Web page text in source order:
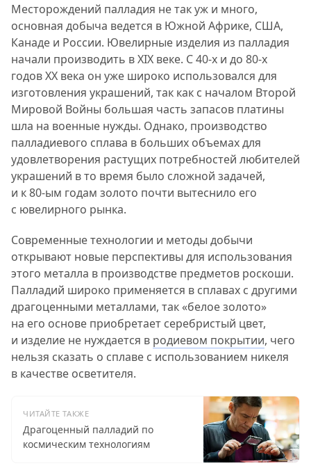
Месторождений палладия не так уж и много,
основная добыча ведется в Южной Африке, США,
Канаде и России. Ювелирные изделия из палладия
начали производить в XIX веке. С 40-х и до 80-х
годов XX века он уже широко использовался для
изготовления украшений, так как с началом Второй
Мировой Войны большая часть запасов платины
шла на военные нужды. Однако, производство
палладиевого сплава в больших объемах для
удовлетворения растущих потребностей любителей
украшений в то время было сложной задачей,
и к 80-ым годам золото почти вытеснило его
с ювелирного рынка.
Современные технологии и методы добычи
открывают новые перспективы для использования
этого металла в производстве предметов роскоши.
Палладий широко применяется в сплавах с другими
драгоценными металлами, так «белое золото»
на его основе приобретает серебристый цвет,
и изделие не нуждается в родиевом покрытии, чего
нельзя сказать о сплаве с использованием никеля
в качестве осветителя.
ЧИТАЙТЕ ТАКЖЕ
Драгоценный палладий по
космическим технологиям